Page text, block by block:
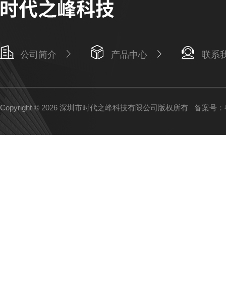
公司简介 产品中心 联系
Copyright © 2026 深圳市时代之峰科技有限公司版权所有 备案号